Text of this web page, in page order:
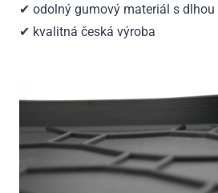
✔ odolný gumový materiál s
✔ kvalitná česká výroba